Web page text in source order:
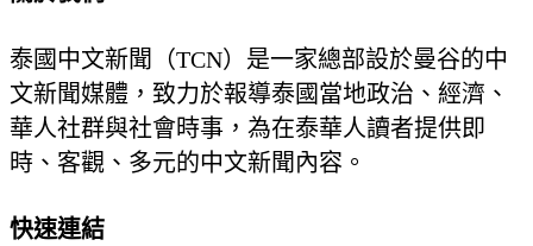
泰國中文新聞（TCN）是一家總部設於曼谷的中
文新聞媒體，致力於報導泰國當地政治、經濟、
華人社群與社會時事，為在泰華人讀者提供即
時、客觀、多元的中文新聞內容。
快速連結